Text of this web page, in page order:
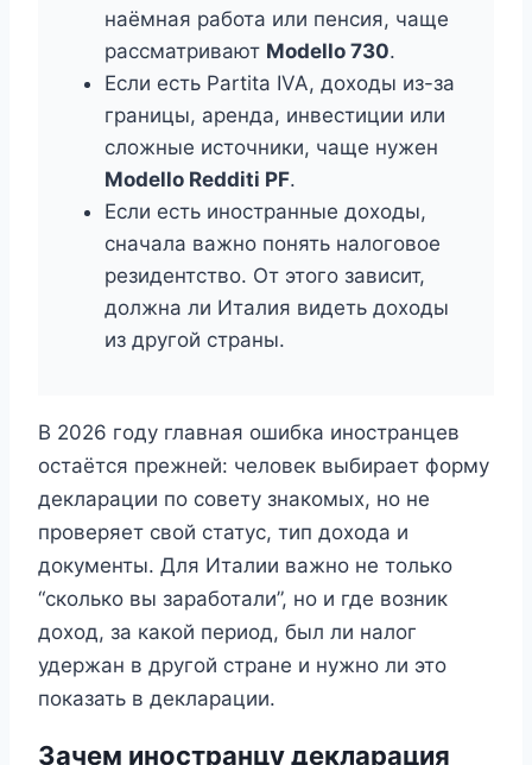
наёмная работа или пенсия, чаще
рассматривают Modello 730.
Если есть Partita IVA, доходы из-за
границы, аренда, инвестиции или
сложные источники, чаще нужен
Modello Redditi PF.
Если есть иностранные доходы,
сначала важно понять налоговое
резидентство. От этого зависит,
должна ли Италия видеть доходы
из другой страны.
В 2026 году главная ошибка иностранцев
остаётся прежней: человек выбирает форму
декларации по совету знакомых, но не
проверяет свой статус, тип дохода и
документы. Для Италии важно не только
“сколько вы заработали”, но и где возник
доход, за какой период, был ли налог
удержан в другой стране и нужно ли это
показать в декларации.
Зачем иностранцу декларация